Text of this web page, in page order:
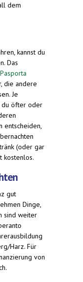
dem
kannst du
Das
Pasporta
die andere
Je
du öfter oder
entscheiden,
(oder gar
kostenlos.
gut
Dinge,
sind weiter
Harz. Für
von